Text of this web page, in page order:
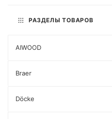
РАЗДЕЛЫ ТОВАРОВ
AIWOOD
Braer
Döcke